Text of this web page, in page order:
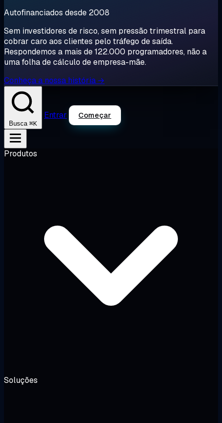
Autofinanciados desde 2008
Sem investidores de risco, sem pressão trimestral para
cobrar caro aos clientes pelo tráfego de saída.
Respondemos a mais de 122.000 programadores, não a
uma folha de cálculo de empresa-mãe.
Conheça a nossa história →
Busca ⌘K
Entrar Começar
Produtos
Soluções